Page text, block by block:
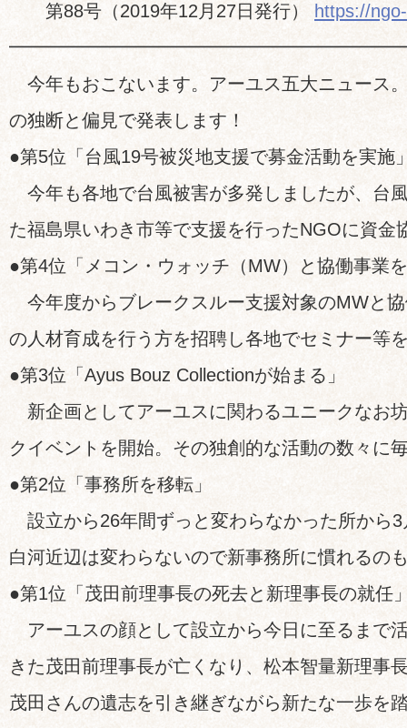
第88号（2019年12月27日発行）
https://
今年もおこないます。アーユス五大ニュース
の独断と偏見で発表します！
●第5位「台風19号被災地支援で募金活動を実施
今年も各地で台風被害が多発しましたが、台
た福島県いわき市等で支援を行ったNGOに資金
●第4位「メコン・ウォッチ（MW）と協働事業
今年度からブレークスルー支援対象のMWと
の人材育成を行う方を招聘し各地でセミナー等
●第3位「Ayus Bouz Collectionが始まる」
新企画としてアーユスに関わるユニークなお
クイベントを開始。その独創的な活動の数々に
●第2位「事務所を移転」
設立から26年間ずっと変わらなかった所から3
白河近辺は変わらないので新事務所に慣れるの
●第1位「茂田前理事長の死去と新理事長の就任
アーユスの顔として設立から今日に至るまで
きた茂田前理事長が亡くなり、松本智量新理事
茂田さんの遺志を引き継ぎながら新たな一歩を